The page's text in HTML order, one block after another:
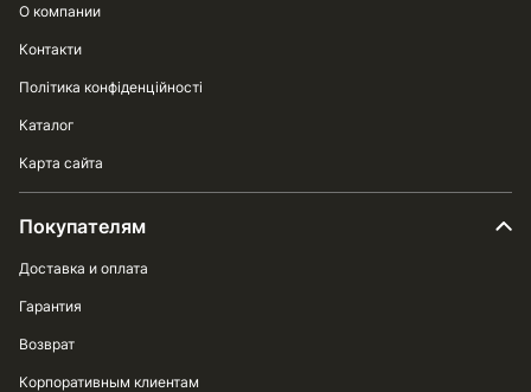
О компании
Контакти
Політика конфіденційності
Каталог
Карта сайта
Покупателям
Доставка и оплата
Гарантия
Возврат
Корпоративным клиентам